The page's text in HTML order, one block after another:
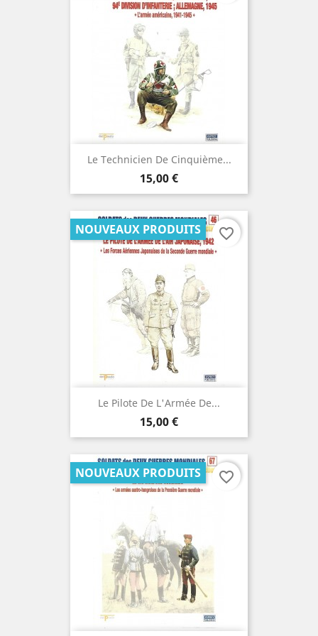
Le Technicien De Cinquième...
Prix
15,00 €
Le Pilote De L'Armée De...
Prix
15,00 €
NOUVEAUX PRODUITS favorite_border
NOUVEAUX PRODUITS favorite_border